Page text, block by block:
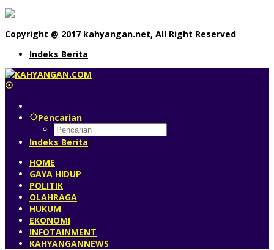
Copyright @ 2017 kahyangan.net, All Right Reserved
Indeks Berita
Pencarian
Indeks Berita
HOME
GAYA HIDUP
POLITIK
OLAHRAGA
HUKUM
EKONOMI
INFOTAINMENT
KAHYANGANNEWS